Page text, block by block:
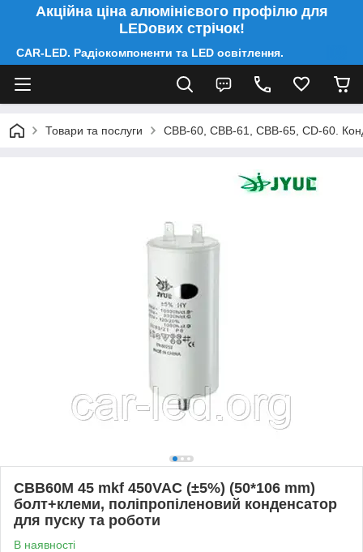
Акційна ціна алюмінієвого профілю для
LEDових стрічок!
CAR-LED. Радіокомпоненти та LED освітлення.
Товари та послуги CBB-60, CBB-61, CBB-65, CD-60.
CBB60M 45 mkf 450VAC (±5%) (50*106 mm)
болт+клеми, поліпропіленовий конденсатор
для пуску та роботи
В наявності